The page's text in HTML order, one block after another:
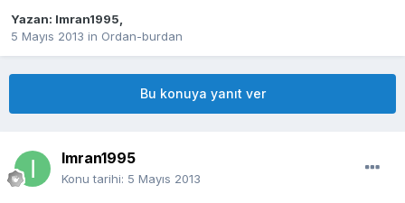
Yazan: Imran1995,
5 Mayıs 2013 in Ordan-burdan
Bu konuya yanıt ver
Imran1995
Konu tarihi: 5 Mayıs 2013